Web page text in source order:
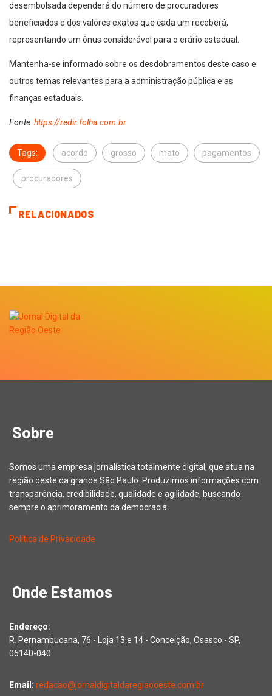
desembolsada dependerá do número de procuradores
beneficiados e dos valores exatos que cada um receberá,
representando um ônus considerável para o erário estadual.
Mantenha-se informado sobre os desdobramentos deste caso e
outros temas relevantes para a administração pública e as
finanças estaduais.
Fonte:https://redir.folha.com.br
Tags: acordo grosso mato pagamentos
procuradores
RELACIONADOS
Sobre
Somos uma empresa jornalística totalmente digital, que atua na
região oeste da grande São Paulo. Produzimos informações com
transparência, credibilidade, qualidade e agilidade, buscando
sempre o aprimoramento da democracia.
Política de Privacidade
Onde Estamos
Endereço:
R. Pernambucana, 76 - Loja 13 e 14 - Conceição, Osasco - SP,
06140-040
Email: redacao@jornaldigitaldaregiaooeste.com.br